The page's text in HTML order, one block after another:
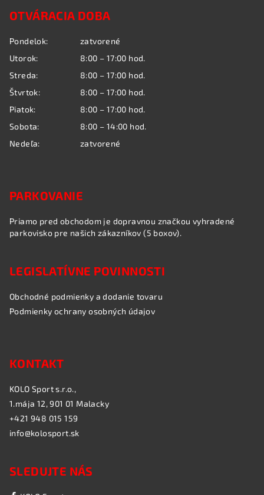
OTVÁRACIA DOBA
Pondelok:
zatvorené
Utorok:
8:00 – 17:00 hod.
Streda:
8:00 – 17:00 hod.
Štvrtok:
8:00 – 17:00 hod.
Piatok:
8:00 – 17:00 hod.
Sobota:
8:00 – 14:00 hod.
Nedeľa:
zatvorené
PARKOVANIE
Priamo pred obchodom je dopravnou značkou vyhradené
parkovisko pre našich zákazníkov (5 boxov).
LEGISLATÍVNE POVINNOSTI
Obchodné podmienky a dodanie tovaru
Podmienky ochrany osobných údajov
KONTAKT
KOLO Sport s.r.o.,
1.mája 12, 901 01 Malacky
+421 948 015 159
info@kolosport.sk
SLEDUJTE NÁS